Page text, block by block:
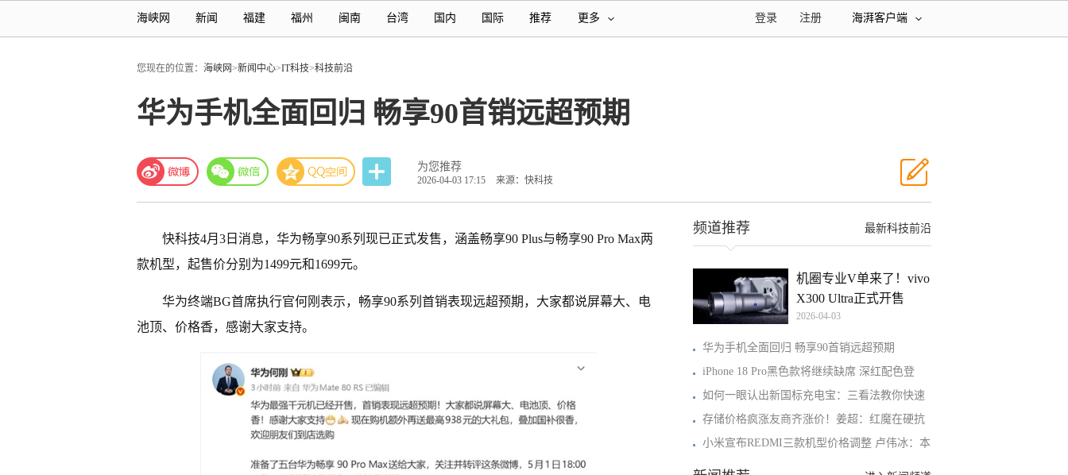
海峡网 新闻 福建 福州 闽南 台湾 国内 国际 推荐 更多 海湃客户端
注册
登录
您现在的位置： 海峡网>新闻中心>IT科技>科技前沿
华为手机全面回归 畅享90首销远超预期
为您推荐
2026-04-03 17:15 来源：快科技
快科技4月3日消息，华为畅享90系列现已正式发售，涵盖畅享90 Plus与畅享90 Pro Max两
款机型，起售价分别为1499元和1699元。
华为终端BG首席执行官何刚表示，畅享90系列首销表现远超预期，大家都说屏幕大、电
池顶、价格香，感谢大家支持。
最新科技前沿
频道推荐
机圈专业V单来了！vivo
X300 Ultra正式开售
2026-04-03
华为手机全面回归 畅享90首销远超预期
iPhone 18 Pro黑色款将继续缺席 深红配色登
如何一眼认出新国标充电宝：三看法教你快速
存储价格疯涨友商齐涨价！姜超：红魔在硬抗
小米宣布REDMI三款机型价格调整 卢伟冰：本